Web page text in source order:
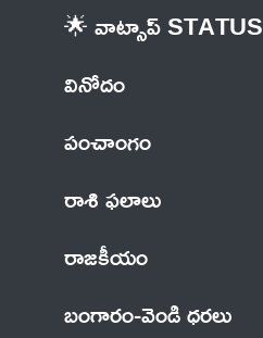
🌟 వాట్సాప్ STATUS
వినోదం
పంచాంగం
రాశి ఫలాలు
రాజకీయం
బంగారం-వెండి ధరలు